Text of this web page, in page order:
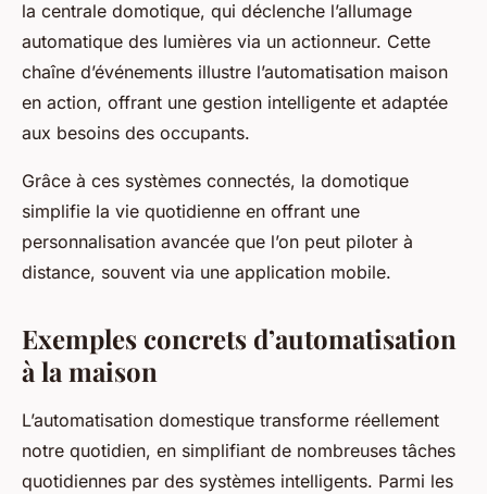
la centrale domotique, qui déclenche l’allumage
automatique des lumières via un actionneur. Cette
chaîne d’événements illustre l’automatisation maison
en action, offrant une gestion intelligente et adaptée
aux besoins des occupants.
Grâce à ces systèmes connectés, la domotique
simplifie la vie quotidienne en offrant une
personnalisation avancée que l’on peut piloter à
distance, souvent via une application mobile.
Exemples concrets d’automatisation
à la maison
L’automatisation domestique transforme réellement
notre quotidien, en simplifiant de nombreuses tâches
quotidiennes par des systèmes intelligents. Parmi les